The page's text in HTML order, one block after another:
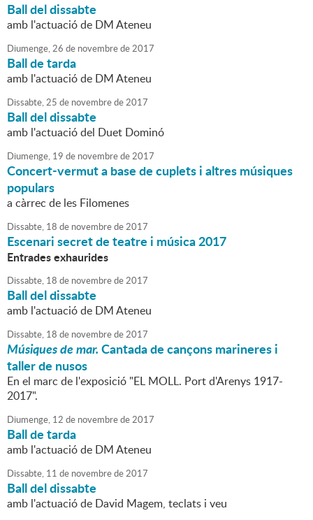
Ball del dissabte
amb l'actuació de DM Ateneu
Diumenge,26 de novembrede2017
Ball de tarda
amb l'actuació de DM Ateneu
Dissabte,25 de novembrede2017
Ball del dissabte
amb l'actuació del Duet Dominó
Diumenge, 19 de novembrede2017
Concert-vermut a base de cuplets i altres músiques
populars
a càrrec de les Filomenes
Dissabte, 18 de novembrede2017
Escenari secret de teatre i música 2017
Entrades exhaurides
Dissabte, 18 de novembrede2017
Ball del dissabte
amb l'actuació de DM Ateneu
Dissabte, 18 de novembrede2017
Músiques de mar.Cantada de cançons marineres i
taller de nusos
En el marc de l'exposició "EL MOLL. Port d'Arenys 1917-
2017".
Diumenge, 12 de novembrede2017
Ball de tarda
amb l'actuació de DM Ateneu
Dissabte, 11 de novembrede2017
Ball del dissabte
amb l'actuació de David Magem, teclats i veu